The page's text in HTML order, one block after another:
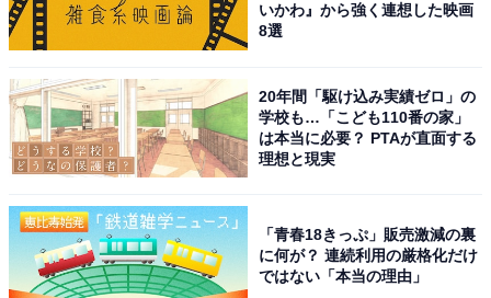
いかわ』から強く連想した映画
8選
20年間「駆け込み実績ゼロ」の
学校も…「こども110番の家」
は本当に必要？ PTAが直面する
理想と現実
「青春18きっぷ」販売激減の裏
に何が？ 連続利用の厳格化だけ
ではない「本当の理由」